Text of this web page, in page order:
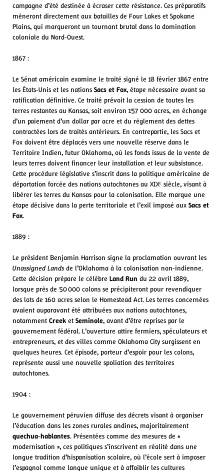
campagne d’été destinée à écraser cette résistance. Ces préparatifs
mèneront directement aux batailles de Four Lakes et Spokane
Plains, qui marqueront un tournant brutal dans la domination
coloniale du Nord‑Ouest.
1867 :
Le Sénat américain examine le traité signé le 18 février 1867 entre
les États‑Unis et les nations Sacs et Fox, étape nécessaire avant sa
ratification définitive. Ce traité prévoit la cession de toutes les
terres restantes au Kansas, soit environ 157 000 acres, en échange
d’un paiement d’un dollar par acre et du règlement des dettes
contractées lors de traités antérieurs. En contrepartie, les Sacs et
Fox doivent être déplacés vers une nouvelle réserve dans le
Territoire Indien, futur Oklahoma, où les fonds issus de la vente de
leurs terres doivent financer leur installation et leur subsistance.
Cette procédure législative s’inscrit dans la politique américaine de
déportation forcée des nations autochtones au XIXᵉ siècle, visant à
libérer les terres du Kansas pour la colonisation. Elle marque une
étape décisive dans la perte territoriale et l’exil imposé aux Sacs et
Fox.
1889 :
Le président Benjamin Harrison signe la proclamation ouvrant les
Unassigned Lands de l’Oklahoma à la colonisation non‑indienne.
Cette décision prépare le célèbre Land Run du 22 avril 1889,
lorsque près de 50 000 colons se précipiteront pour revendiquer
des lots de 160 acres selon le Homestead Act. Les terres concernées
avaient auparavant été attribuées aux nations autochtones,
notamment Creek et Seminole, avant d’être reprises par le
gouvernement fédéral. L’ouverture attire fermiers, spéculateurs et
entrepreneurs, et des villes comme Oklahoma City surgissent en
quelques heures. Cet épisode, porteur d’espoir pour les colons,
représente aussi une nouvelle spoliation des territoires
autochtones.
1904 :
Le gouvernement péruvien diffuse des décrets visant à organiser
l’éducation dans les zones rurales andines, majoritairement
quechua‑hablantes. Présentées comme des mesures de «
modernisation », ces politiques s’inscrivent en réalité dans une
longue tradition d’hispanisation scolaire, où l’école sert à imposer
l’espagnol comme langue unique et à affaiblir les cultures